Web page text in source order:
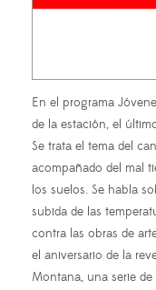
En el programa
de la estación, el
Se trata el tema del
acompañado del mal
los suelos. Se habla
subida de las
contra las obras de
el aniversario de la
Montana, una serie